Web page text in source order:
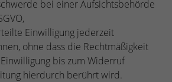
bei einer Aufsichtsbehörde
Einwilligung jederzeit
ohne dass die Rechtmäßigkeit
bis zum Widerruf
hierdurch berührt wird.